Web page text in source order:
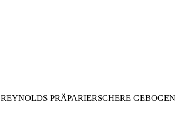
REYNOLDS PRÄPARIERSCHERE